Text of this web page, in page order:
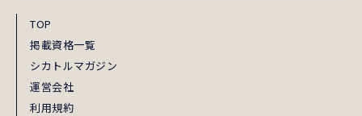
TOP
掲載資格一覧
シカトルマガジン
運営会社
利用規約